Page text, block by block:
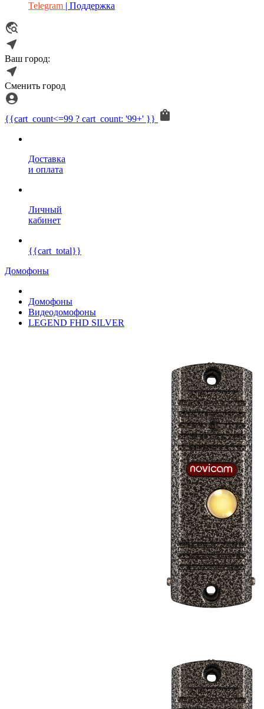
Telegram | Поддержка
Ваш город:
Сменить город
{{cart_count<=99 ? cart_count: '99+' }}
Доставка
и оплата
Личный
кабинет
{{cart_total}}
Домофоны
Домофоны
Видеодомофоны
LEGEND FHD SILVER